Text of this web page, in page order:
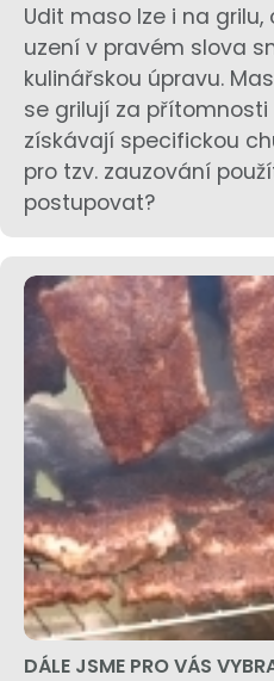
Udit maso lze i na
uzení v pravém slova
kulinářskou úpravu.
se grilují za
získávají specifickou
pro tzv. zauzování
postupovat?
DÁLE JSME PRO VÁS